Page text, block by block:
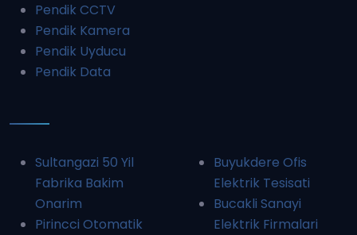
Pendik CCTV
Pendik Kamera
Pendik Uyducu
Pendik Data
Sultangazi 50 Yil
Fabrika Bakim
Onarim
Pirincci Otomatik
Buyukdere Ofis
Elektrik Tesisati
Bucakli Sanayi
Elektrik Firmalari